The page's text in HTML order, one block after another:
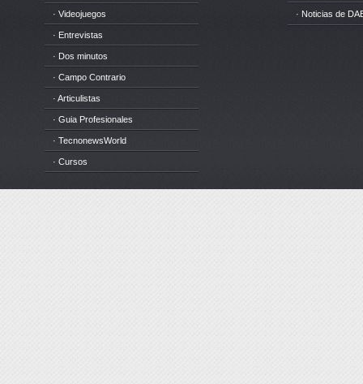
· Videojuegos
· Entrevistas
· Dos minutos
· Campo Contrario
· Articulistas
· Guia Profesionales
· TecnonewsWorld
· Cursos
· Noticias de